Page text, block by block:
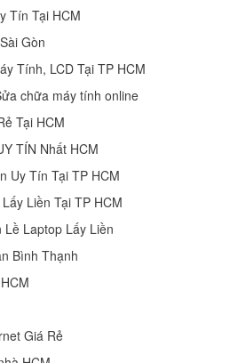
Tín Tại HCM
Gòn
Tính, LCD Tại TP HCM
chữa máy tính online
Tại HCM
TÍN Nhất HCM
Uy Tín Tại TP HCM
Liền Tại TP HCM
Laptop Lấy Liền
Bình Thạnh
Giá Rẻ